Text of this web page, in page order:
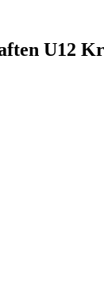
U12